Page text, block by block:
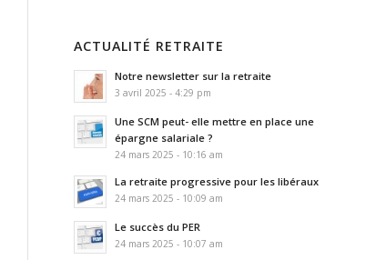
ACTUALITÉ RETRAITE
Notre newsletter sur la retraite
3 avril 2025 - 4:29 pm
Une SCM peut- elle mettre en place une
épargne salariale ?
24 mars 2025 - 10:16 am
La retraite progressive pour les libéraux
24 mars 2025 - 10:09 am
Le succès du PER
24 mars 2025 - 10:07 am